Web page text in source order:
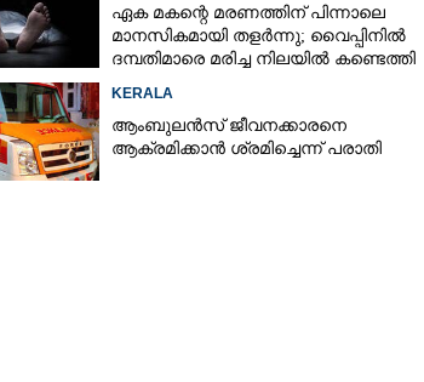
ഏക മകന്റെ മരണത്തിന് പിന്നാലെ
മാനസികമായി തളർന്നു; വൈപ്പിനിൽ
ദമ്പതിമാരെ മരിച്ച നിലയിൽ കണ്ടെത്തി
KERALA
ആംബുലൻസ് ജീവനക്കാരനെ
ആക്രമിക്കാൻ ശ്രമിച്ചെന്ന് പരാതി